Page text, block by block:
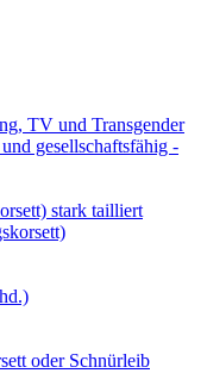
TV und Transgender
gesellschaftsfähig -
stark tailliert
oder Schnürleib